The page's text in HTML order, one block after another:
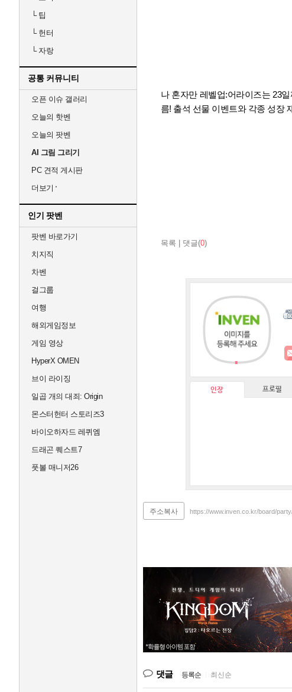
└팁
└헌터
└자랑
공통 커뮤니티
오픈 이슈 갤러리
오늘의 핫벤
오늘의 팟벤
AI 그림 그리기
PC 견적 게시판
더보기
인기 팟벤
팟벤 바로가기
치지직
차벤
걸그룹
여행
해외게임정보
게임 영상
HyperX OMEN
브이 라이징
일곱 개의 대죄: Origin
몬스터헌터 스토리즈3
바이오하자드 레퀴엠
드래곤 퀘스트7
풋볼 매니저26
나 혼자만 레벨업:어라이즈는 23
름! 출석 선물 이벤트와 각종 성장
목록 댓글(0)
인장 프로필
주소복사 https://www.inven.co.kr/board/
댓글 등록순 최신순